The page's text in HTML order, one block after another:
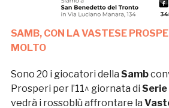
SAMB, CON LA VASTESE
MOLTO
Sono 20 i giocatori della Samb
Prosperi per l’11^ giornata di Serie
vedrà i rossoblù affrontare la